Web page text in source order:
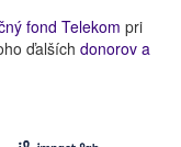
fond Telekom pri
ďalších donorov a